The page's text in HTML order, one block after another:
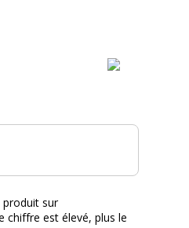
produit sur
chiffre est élevé, plus le